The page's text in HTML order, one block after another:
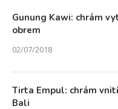
Gunung Kawi: chrám
obrem
02/07/2018
Tirta Empul: chrám
Bali